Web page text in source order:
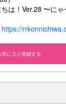
ちは！Ver.28 〜に
https://
気に入り登録する